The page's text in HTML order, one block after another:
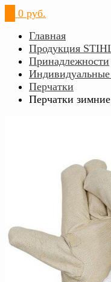
0 руб.
Главная
Продукция
Принадлежности
Перчатки
Перчатки